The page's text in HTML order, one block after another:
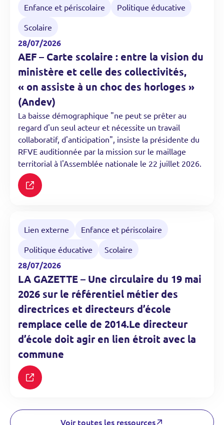
Enfance et périscolaire
Politique éducative
Scolaire
28/07/2026
AEF – Carte scolaire : entre la vision du
ministère et celle des collectivités,
« on assiste à un choc des horloges »
(Andev)
La baisse démographique "ne peut se prêter au
regard d'un seul acteur et nécessite un travail
collaboratif, d'anticipation", insiste la présidente du
RFVE auditionnée par la mission sur le maillage
territorial à l'Assemblée nationale le 22 juillet 2026.
Lien externe
Enfance et périscolaire
Politique éducative
Scolaire
28/07/2026
LA GAZETTE – Une circulaire du 19 mai
2026 sur le référentiel métier des
directrices et directeurs d’école
remplace celle de 2014.Le directeur
d’école doit agir en lien étroit avec la
commune
https://www.lagazettedescommunes.com/club-education-
Voir toutes les ressources